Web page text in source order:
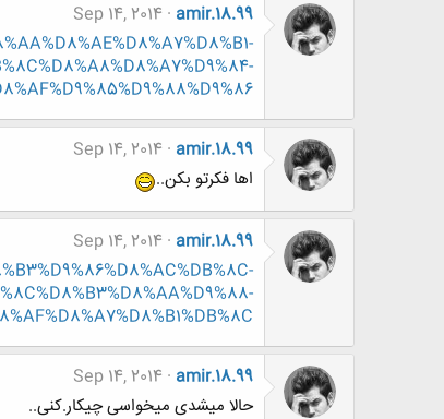
amir.18.99
Sep 14, 2014
amir.18.99
Sep 14, 2014
اها فکرتو بکن..
amir.18.99
Sep 14, 2014
amir.18.99
Sep 14, 2014
حالا میشدی میخواسی چیکار.کنی..